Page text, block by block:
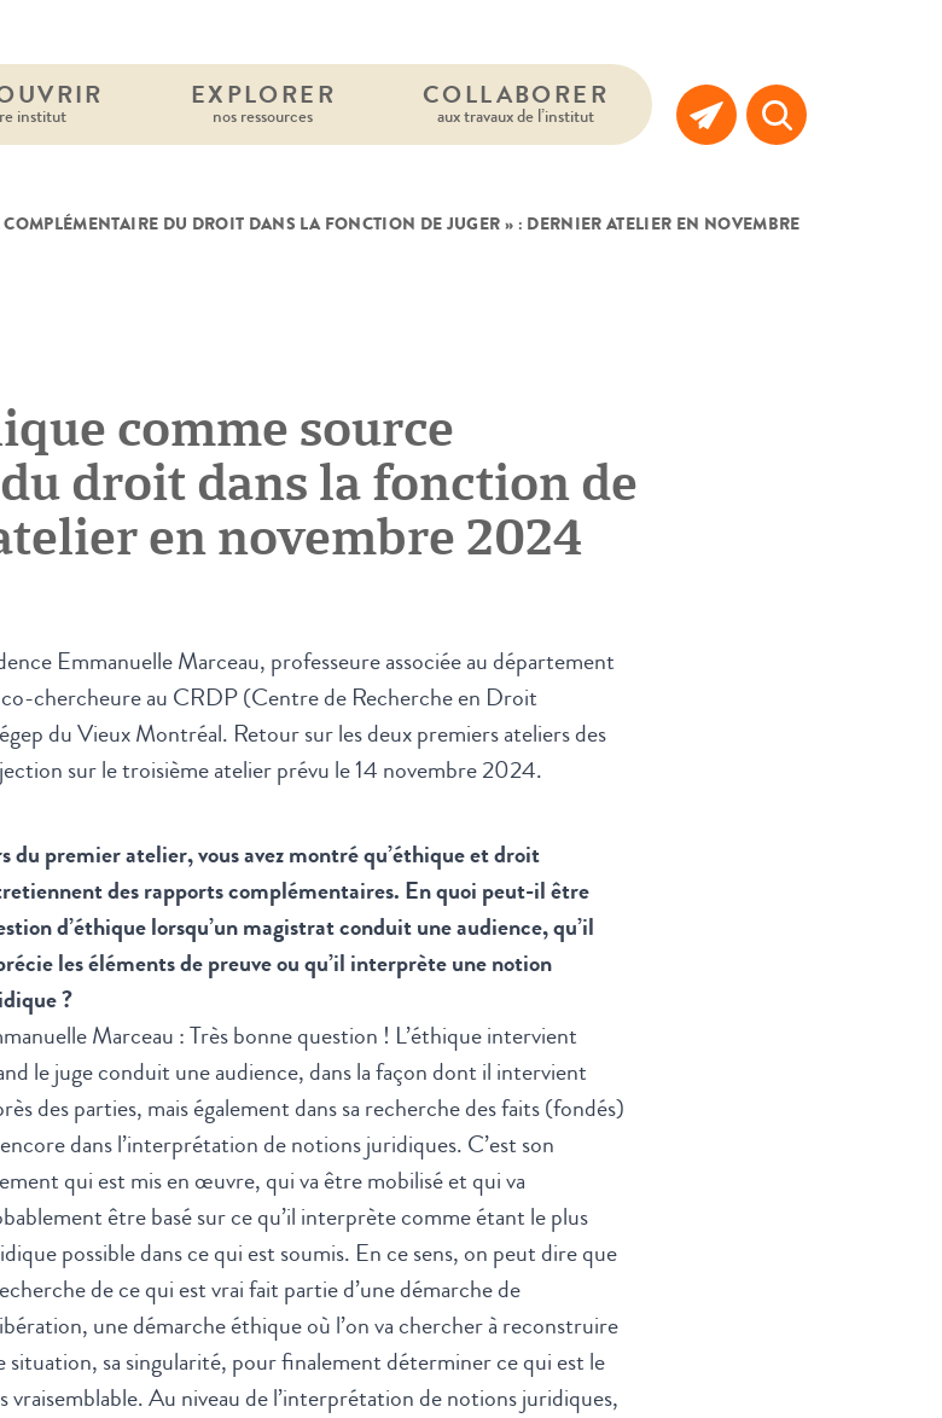
institut
EXPLORER
nos ressources
COLLABORER
aux travaux de l’institut
DU DROIT DANS LA FONCTION DE JUGER » : DERNIER ATELIER EN NOVEMBRE
comme source
droit dans la fonction de
en novembre 2024
Emmanuelle Marceau, professeure associée au département
chercheure au CRDP (Centre de Recherche en Droit
du Vieux Montréal. Retour sur les deux premiers ateliers des
sur le troisième atelier prévu le 14 novembre 2024.
du premier atelier, vous avez montré qu’éthique et droit
des rapports complémentaires. En quoi peut-il être
d’éthique lorsqu’un magistrat conduit une audience, qu’il
les éléments de preuve ou qu’il interprète une notion
?
Marceau : Très bonne question ! L’éthique intervient
le juge conduit une audience, dans la façon dont il intervient
des parties, mais également dans sa recherche des faits (fondés)
dans l’interprétation de notions juridiques. C’est son
qui est mis en œuvre, qui va être mobilisé et qui va
être basé sur ce qu’il interprète comme étant le plus
possible dans ce qui est soumis. En ce sens, on peut dire que
de ce qui est vrai fait partie d’une démarche de
une démarche éthique où l’on va chercher à reconstruire
situation, sa singularité, pour finalement déterminer ce qui est le
vraisemblable. Au niveau de l’interprétation de notions juridiques,